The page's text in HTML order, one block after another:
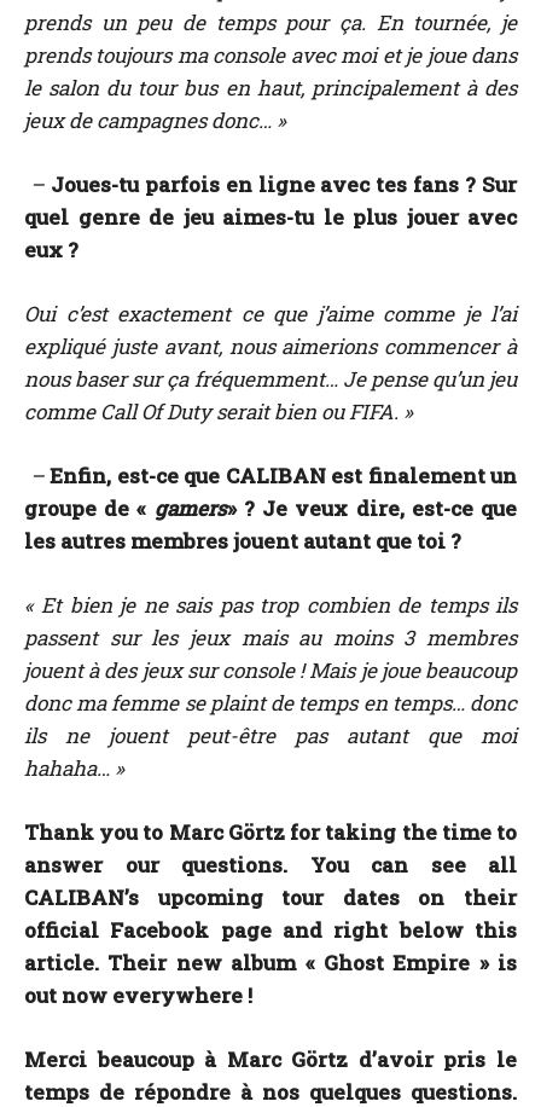
prends un peu de temps pour ça. En tournée, je
prends toujours ma console avec moi et je joue dans
le salon du tour bus en haut, principalement à des
jeux de campagnes donc… »
– Joues-tu parfois en ligne avec tes fans ? Sur
quel genre de jeu aimes-tu le plus jouer avec
eux ?
Oui c’est exactement ce que j’aime comme je l’ai
expliqué juste avant, nous aimerions commencer à
nous baser sur ça fréquemment… Je pense qu’un jeu
comme Call Of Duty serait bien ou FIFA. »
–Enfin, est-ce que CALIBAN est finalement un
groupe de « gamers» ? Je veux dire, est-ce que
les autres membres jouent autant que toi ?
« Et bien je ne sais pas trop combien de temps ils
passent sur les jeux mais au moins 3 membres
jouent à des jeux sur console ! Mais je joue beaucoup
donc ma femme se plaint de temps en temps… donc
ils ne jouent peut-être pas autant que moi
hahaha… »
Thank you to Marc Görtz for taking the time to
answer our questions. You can see all
CALIBAN’s upcoming tour dates on their
official Facebook page and right below this
article. Their new album « Ghost Empire » is
out now everywhere !
Merci beaucoup à Marc Görtz d’avoir pris le
temps de répondre à nos quelques questions.